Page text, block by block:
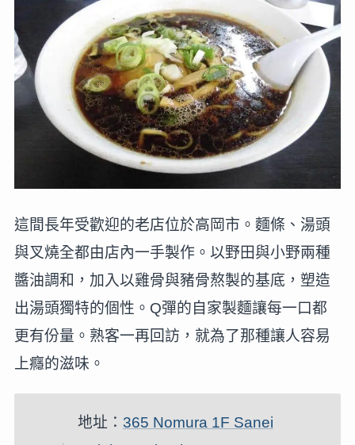
這間長年受歡迎的老店位於高岡市。麵條、湯頭
與叉燒全都由店內一手製作。以野田與小野兩種
醬油調和，加入以雞骨與豬骨熬製的基底，塑造
出湯頭獨特的個性。Q彈的自家製麵讓每一口都
更有份量。熟客一再回訪，就為了那種讓人容易
上癮的滋味。
地址： 365 Nomura 1F Sanei